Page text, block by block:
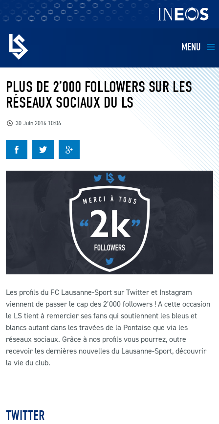
MENU
EQUIPES
BILLETTERIE
KIDS
ACTUALITÉS
LS E-SHOP
LS ACADEMY CAMPS
PLUS DE 2’000 FOLLOWERS SUR LES
RÉSEAUX SOCIAUX DU LS
30 Juin 2016 10:06
Les profils du FC Lausanne-Sport sur Twitter et Instagram
viennent de passer le cap des 2’000 followers ! A cette occasion
le LS tient à remercier ses fans qui soutiennent les bleus et
blancs autant dans les travées de la Pontaise que via les
réseaux sociaux. Grâce à nos profils vous pourrez, outre
recevoir les dernières nouvelles du Lausanne-Sport, découvrir
la vie du club.
TWITTER